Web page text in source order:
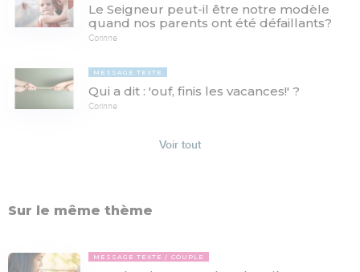
Le Seigneur peut-il être notre modèle
quand nos parents ont été défaillants?
Corinne
MESSAGE TEXTE
Qui a dit : 'ouf, finis les vacances!' ?
Corinne
Voir tout
Sur le même thème
MESSAGE TEXTE COUPLE